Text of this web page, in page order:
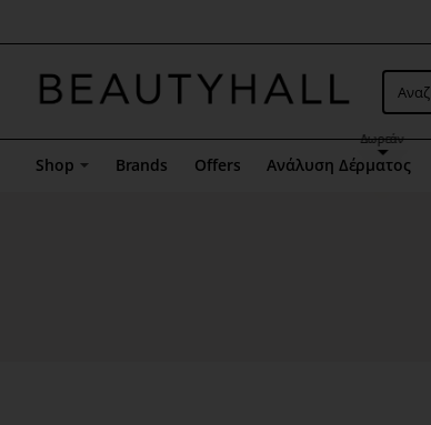
5
Shop Brands Offers Ανάλυση Δέρματος
Δωρεάν